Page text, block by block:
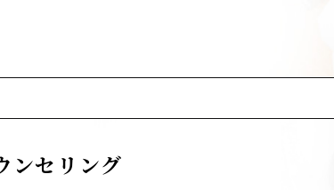
ンセリング